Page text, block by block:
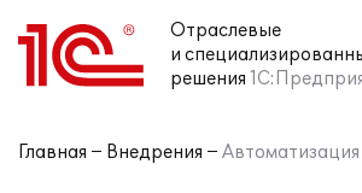
Отраслевые
и
решения
Главная Внедрения